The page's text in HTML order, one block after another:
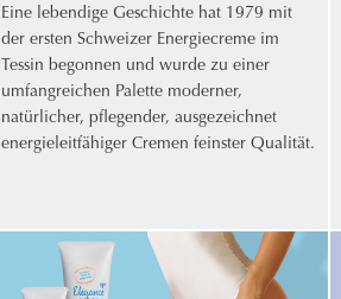
Eine lebendige Geschichte hat 1979 mit
der ersten Schweizer Energiecreme im
Tessin begonnen und wurde zu einer
umfangreichen Palette moderner,
natürlicher, pflegender, ausgezeichnet
energieleitfähiger Cremen feinster Qualität.